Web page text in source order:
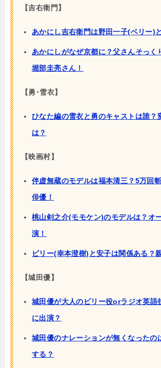
【吉右衛門】
あかにし吉右衛門は野田一子(ベリー)
あかにしがなぜ京都に？父さんそっく
堀部圭亮さん！
【勇･雪衣】
ひなた編の雪衣と勇のキャストは誰？
は？
【映画村】
伴虚無蔵のモデルは福本清三？5万回
俳優！
桃山剣之介(モモケン)のモデルは？オ
演！
ビリー(幸本澄樹)と安子は関係ある？
【城田優】
城田優が大人のビリー役orラジオ英語
に出演？
城田優のナレーションが無くなったの
する？